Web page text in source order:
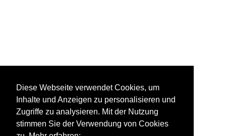
Diese Webseite verwendet Cookies, um
Inhalte und Anzeigen zu personalisieren und
Zugriffe zu analysieren. Mit der Nutzung
stimmen Sie der Verwendung von Cookies